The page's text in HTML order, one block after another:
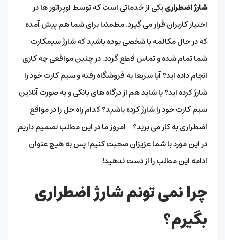
شارژ اضطرارییکی از خدماتی است که توسط اوپراتور ها در
اختیار کاربران قرار می گیرد. مطمئنا برای شما هم پیش آمده
که در حال مکالمه با شخصی بوده باشید که شارژ سیمکارت
شما تمام شده و تماس قطع گردد. در چنین مواقعی چه کاری
انجام داده اید؟ آیا سریعا به فروشگاه رفته و سیم کارت خود را
شارژ کرده اید؟ یا شاید هم از درگاه های بانکی و به صورت آنلاین
سیم کارت خود را شارژ کرده باشید؟ کدام راه حل را در مواقع
اضطراری به کار می برید؟ امروز ما در این مطلب تصمیم داریم
در این مورد با شما عزیزان صحبت کنیم؛ پس به هیچ عنوان
ادامه این مطلب را از دست ندهید!
چرا نمی تونم شارژ اضطراری
بگیرم؟